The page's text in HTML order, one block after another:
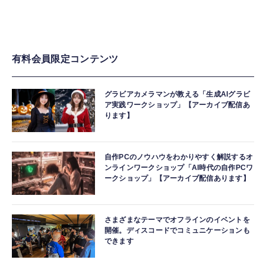
有料会員限定コンテンツ
グラビアカメラマンが教える「生成AIグラビ
ア実践ワークショップ」【アーカイブ配信あ
ります】
自作PCのノウハウをわかりやすく解説するオ
ンラインワークショップ「AI時代の自作PCワ
ークショップ」【アーカイブ配信あります】
さまざまなテーマでオフラインのイベントを
開催。ディスコードでコミュニケーションも
できます